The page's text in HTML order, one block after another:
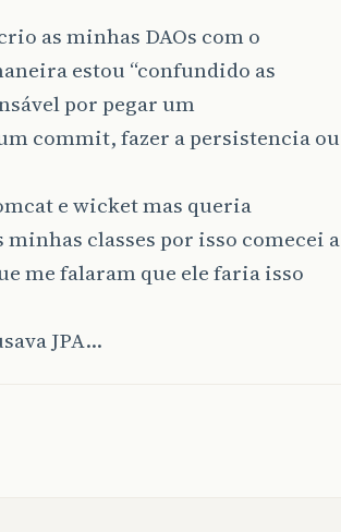
as minhas DAOs com o
estou “confundido as
por pegar um
commit, fazer a persistencia ou
e wicket mas queria
classes por isso comecei a
me falaram que ele faria isso
JPA…